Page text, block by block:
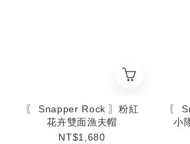
〖 Snapper Rock 〗粉紅
花卉雙面漁夫帽
NT$1,680
〖
小